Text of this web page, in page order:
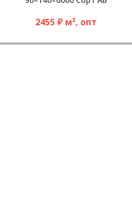
2455 ₽ м², опт